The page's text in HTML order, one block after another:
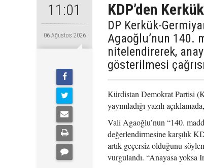
11:01
06 Ağustos 2026
KDP’den
DP Kerkük-
Agaoğlu’nun 140.
nitelendirerek,
gösterilmesi
Kürdistan Demokrat Partisi
yayımladığı yazılı
Vali Agaoğlu’nun “140.
değerlendirmesine karşılık
artık geçersiz olduğunu
vurgulandı. “Anayasa yoksa